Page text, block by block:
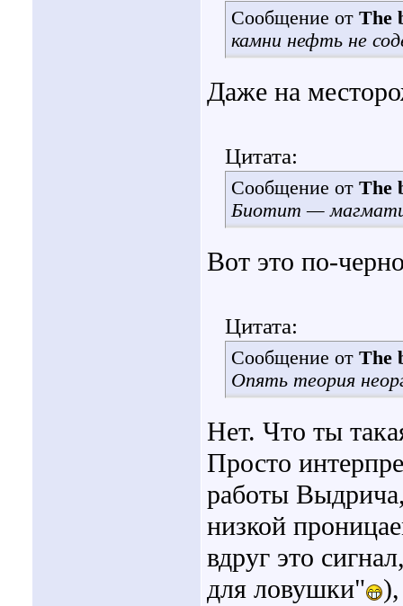
Сообщение от The
камни нефть не
Даже на
Цитата:
Сообщение от The
Биотит —
Вот это по-
Цитата:
Сообщение от The
Опять теория
Нет. Что ты
Просто
работы Выдрича,
низкой
вдруг это
для ловушки"